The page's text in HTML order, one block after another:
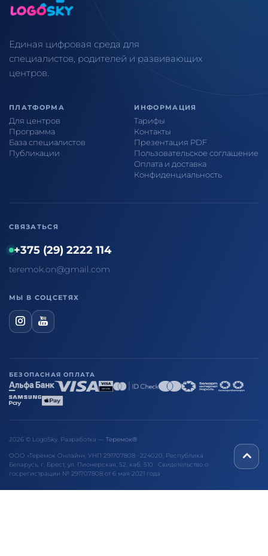
Единая цифровая среда для
специалистов, родителей и развивающих
центров.
ПЛАТФОРМА
Для центров
Программа
База специалистов
Публикации
ИНФОРМАЦИЯ
Тарифы
Контакты
Презентация PDF
Пользовательское соглашение
Оплата и доставка
Конфиденциальность
СВЯЗАТЬСЯ
+375 (29) 2222 114
teremok.on@gmail.com
МЫ В СОЦСЕТЯХ
БЕЗОПАСНАЯ ОПЛАТА
2026 © LogoSky. Разработка — Теремок®
ООО «Теремок Онлайн», УНП 291707808 · 224020, Республика
Беларусь, г. Брест, ул. Пионерская, 52, каб. 510 · Свидетельство о
госрегистрации № 291707808 от 6 мая 2021 года